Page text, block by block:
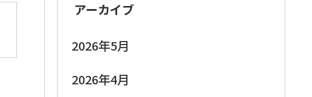
アーカイブ
2026年5月
2026年4月